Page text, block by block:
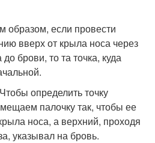
образом, если провести
вверх от крыла носа через
брови, то та точка, куда
определить точку
палочку так, чтобы ее
носа, а верхний, проходя
указывал на бровь.